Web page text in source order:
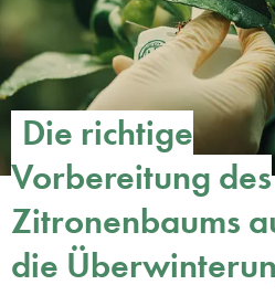
Die richtige
Vorbereitung des
Zitronenbaums
die